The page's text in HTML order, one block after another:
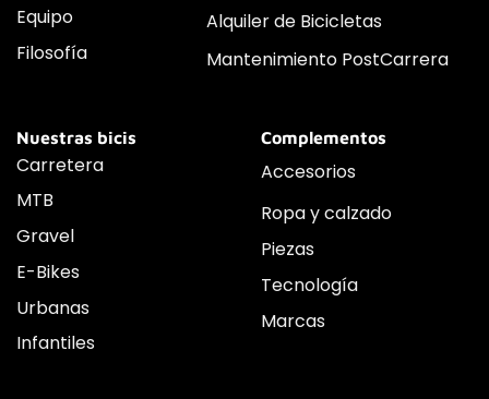
Equipo
Filosofía
Alquiler de Bicicletas
Mantenimiento PostCarrera
Nuestras bicis
Carretera
MTB
Gravel
E-Bikes
Urbanas
Infantiles
Complementos
Accesorios
Ropa y calzado
Piezas
Tecnología
Marcas